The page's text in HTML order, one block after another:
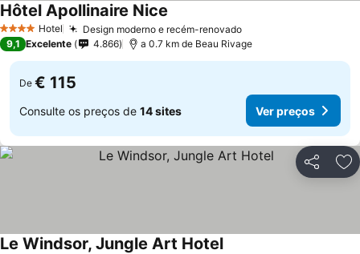
4 EstrelasHotel Design moderno e recém-renovado
Hôtel Apollinaire Nice
9,1 Excelente 4.866 a 0.7 km de Beau Rivage
De € 115
Consulte os preços de 14 sites Ver preços
Partilhar
Le Windsor, Jungle Art Hotel